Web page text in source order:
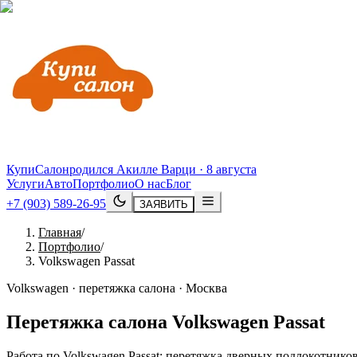
КупиСалонродился Акилле Варци · 8 августа
УслугиАвтоПортфолиоО насБлог
+7 (903) 589-26-95
ЗАЯВИТЬ
Главная/
Портфолио/
Volkswagen Passat
Volkswagen · перетяжка салона · Москва
Перетяжка салона Volkswagen Passat